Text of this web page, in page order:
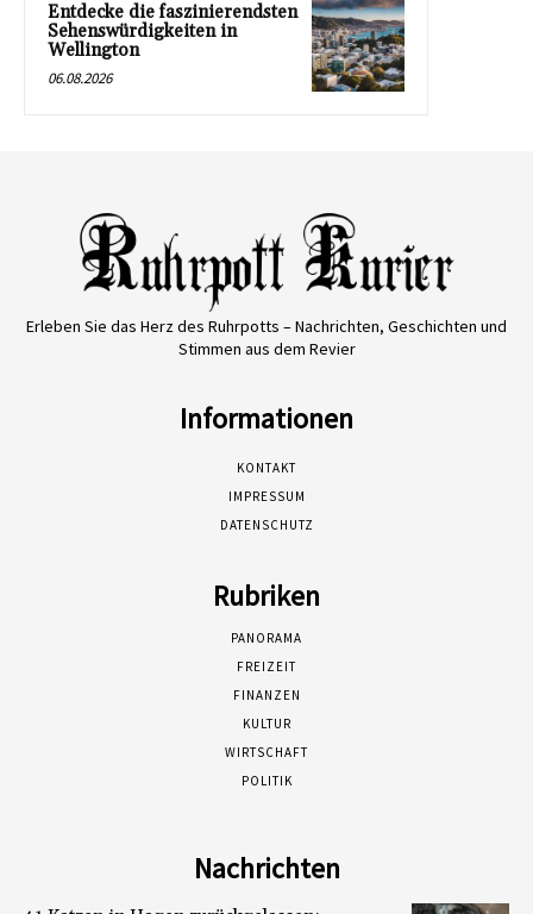
Entdecke die faszinierendsten
Sehenswürdigkeiten in
Wellington
06.08.2026
Erleben Sie das Herz des Ruhrpotts – Nachrichten, Geschichten und
Stimmen aus dem Revier
Informationen
KONTAKT
IMPRESSUM
DATENSCHUTZ
Rubriken
PANORAMA
FREIZEIT
FINANZEN
KULTUR
WIRTSCHAFT
POLITIK
Nachrichten